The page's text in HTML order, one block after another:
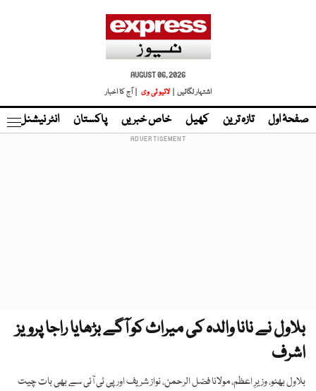
AUGUST 06, 2026
اشتہار لگائیں |
لائیو ٹی وی | آج کا اخبار
صفحۂ اول تازہ ترین کھیل خاص خبریں پاکستان انٹر نیشنل
بلاول نے نانا والدہ کی میراث کو آگے بڑھایا راجا پرویز
اشرف
بلاول بھٹو، وزیرِ اعظم، مولانا فضل الرحمن، نواز شریف اور پی ٹی آئی سے بھی بات چیت